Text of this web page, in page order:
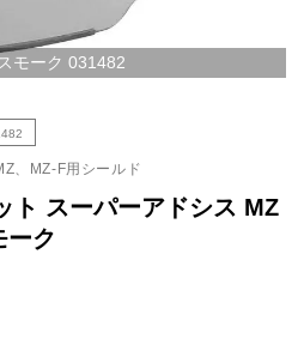
モーク 031482
、MZ-F用シールド
ト スーパーアドシス MZ
ーク